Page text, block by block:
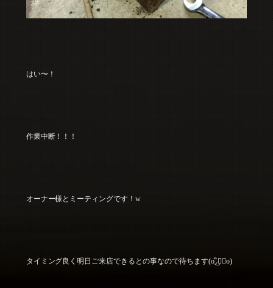
はい〜！
作業中断！！！
オーナー様とミーティングです！w
タイミング良く明日ご来店できるとの事なので待ちます(o◞ิ‿◟ิo)